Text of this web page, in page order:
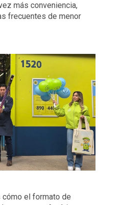
más conveniencia,
frecuentes de menor
cómo el formato de